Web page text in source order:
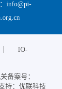
info@pi-
IO-
备案号：
持：优联科技